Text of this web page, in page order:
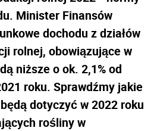
Minister Finansów
dochodu z działów
rolnej, obowiązujące w
niższe o ok. 2,1% od
roku. Sprawdźmy jakie
dotyczyć w 2022 roku
rośliny w